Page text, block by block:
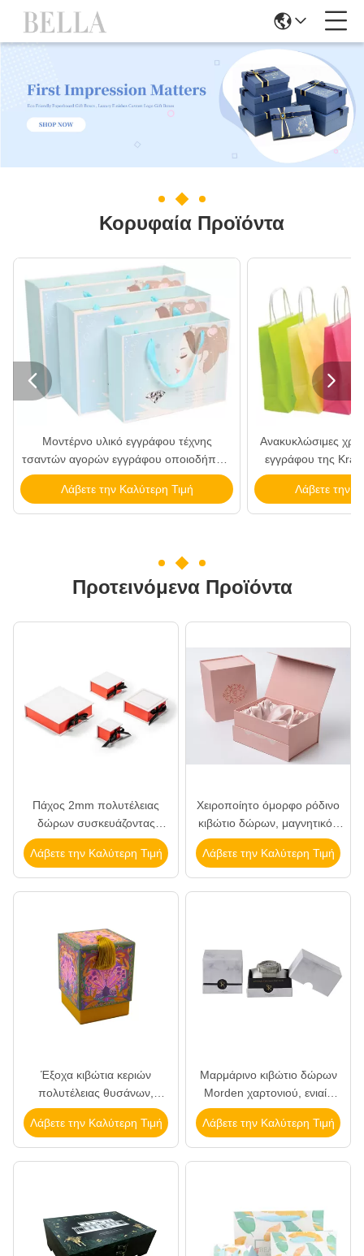
Κορυφαία Προϊόντα
Μοντέρνο υλικό εγγράφου τέχνης
τσαντών αγορών εγγράφου οποιοδήποτε
λογότυπο διαθέσιμο
Λάβετε την Καλύτερη Τιμή
Ανακυκλώσιμες
εγγράφου της
εγγράφου
Λάβετε την
 
Προτεινόμενα Προϊόντα
Πάχος 2mm πολυτέλειας
δώρων συσκευάζοντας
κιβωτίων περάτωση
κορδελλών κτυπήματος τοπ
για το κόσμημα
Λάβετε την Καλύτερη Τιμή
Χειροποίητο όμορφο ρόδινο
κιβώτιο δώρων, μαγνητικός
απλός ανακυκλώσιμος
κιβωτίων εγγράφου
Λάβετε την Καλύτερη Τιμή
Έξοχα κιβώτια κεριών
πολυτέλειας θυσάνων,
χειροποίητος μη τοξικός
κιβωτίων δώρων κεριών
Λάβετε την Καλύτερη Τιμή
Μαρμάρινο κιβώτιο δώρων
Morden χαρτονιού, ενιαία
κιβώτια δώρων ρολογιών με
το μαξιλάρι
Λάβετε την Καλύτερη Τιμή